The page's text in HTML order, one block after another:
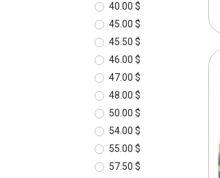
40.00 $
45.00 $
45.50 $
46.00 $
47.00 $
48.00 $
50.00 $
54.00 $
55.00 $
57.50 $